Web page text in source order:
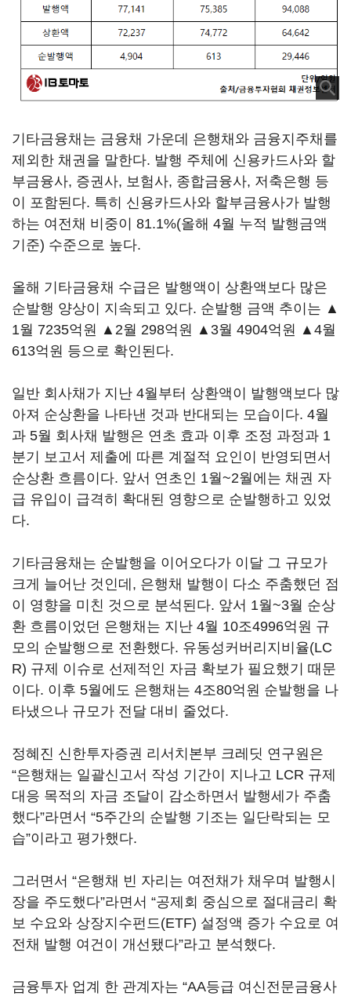
기타금융채는 금융채 가운데 은행채와 금융지주채를
제외한 채권을 말한다. 발행 주체에 신용카드사와 할
부금융사, 증권사, 보험사, 종합금융사, 저축은행 등
이 포함된다. 특히 신용카드사와 할부금융사가 발행
하는 여전채 비중이 81.1%(올해 4월 누적 발행금액
기준) 수준으로 높다.
올해 기타금융채 수급은 발행액이 상환액보다 많은
순발행 양상이 지속되고 있다. 순발행 금액 추이는 ▲
1월 7235억원 ▲2월 298억원 ▲3월 4904억원 ▲4월
613억원 등으로 확인된다.
일반 회사채가 지난 4월부터 상환액이 발행액보다 많
아져 순상환을 나타낸 것과 반대되는 모습이다. 4월
과 5월 회사채 발행은 연초 효과 이후 조정 과정과 1
분기 보고서 제출에 따른 계절적 요인이 반영되면서
순상환 흐름이다. 앞서 연초인 1월~2월에는 채권 자
급 유입이 급격히 확대된 영향으로 순발행하고 있었
다.
기타금융채는 순발행을 이어오다가 이달 그 규모가
크게 늘어난 것인데, 은행채 발행이 다소 주춤했던 점
이 영향을 미친 것으로 분석된다. 앞서 1월~3월 순상
환 흐름이었던 은행채는 지난 4월 10조4996억원 규
모의 순발행으로 전환했다. 유동성커버리지비율(LC
R) 규제 이슈로 선제적인 자금 확보가 필요했기 때문
이다. 이후 5월에도 은행채는 4조80억원 순발행을 나
타냈으나 규모가 전달 대비 줄었다.
정혜진 신한투자증권 리서치본부 크레딧 연구원은
“은행채는 일괄신고서 작성 기간이 지나고 LCR 규제
대응 목적의 자금 조달이 감소하면서 발행세가 주춤
했다”라면서 “5주간의 순발행 기조는 일단락되는 모
습”이라고 평가했다.
그러면서 “은행채 빈 자리는 여전채가 채우며 발행시
장을 주도했다”라면서 “공제회 중심으로 절대금리 확
보 수요와 상장지수펀드(ETF) 설정액 증가 수요로 여
전채 발행 여건이 개선됐다”라고 분석했다.
금융투자 업계 한 관계자는 “AA등급 여신전문금융사